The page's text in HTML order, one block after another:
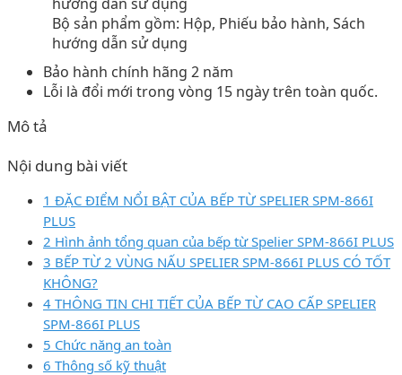
Bộ sản phẩm gồm: Hộp, Phiếu bảo hành, Sách
hướng dẫn sử dụng
Bảo hành chính hãng 2 năm
Lỗi là đổi mới trong vòng 15 ngày trên toàn quốc.
Mô tả
Nội dung bài viết
1 ĐẶC ĐIỂM NỔI BẬT CỦA BẾP TỪ SPELIER SPM-866I
PLUS
2 Hình ảnh tổng quan của bếp từ Spelier SPM-866I PLUS
3 BẾP TỪ 2 VÙNG NẤU SPELIER SPM-866I PLUS CÓ TỐT
KHÔNG?
4 THÔNG TIN CHI TIẾT CỦA BẾP TỪ CAO CẤP SPELIER
SPM-866I PLUS
5 Chức năng an toàn
6 Thông số kỹ thuật